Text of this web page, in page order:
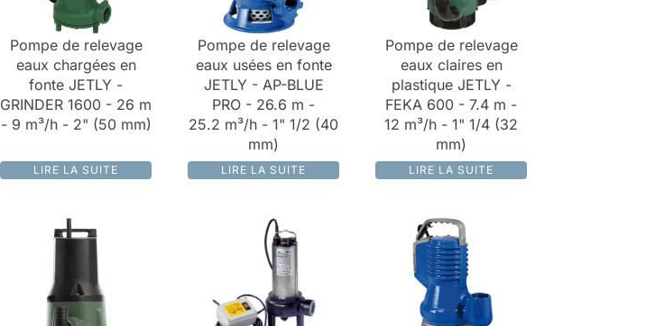
Pompe de relevage
eaux chargées en
fonte JETLY -
GRINDER 1600 - 26 m
- 9 m³/h - 2" (50 mm)
LIRE LA SUITE
Pompe de relevage
eaux usées en fonte
JETLY - AP-BLUE
PRO - 26.6 m -
25.2 m³/h - 1" 1/2 (40
mm)
LIRE LA SUITE
Pompe de relevage
eaux claires en
plastique JETLY -
FEKA 600 - 7.4 m -
12 m³/h - 1" 1/4 (32
mm)
LIRE LA SUITE